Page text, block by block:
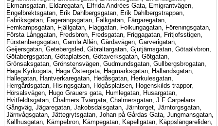
Ekmansgatan, Eldaregatan, Elfrida Andrées Gata, Emigrantvägen,
Engelbrektsgatan, Erik Dahlbergsgatan, Erik Dahlbergstrappan,
Fabriksgatan, Fagerängsgatan, Falkgatan, Färgaregatan,
Femkampsgatan, Fjällgatan, Flaggatan, Folkungagatan, Föreningsgatan,
Första Långgatan, Fredsbron, Fredsgatan, Friggagatan, Fritjofsstigen,
Fürstenbergsgatan, Gamla Allén, Gårdavägen, Garverigatan,
Geijersgatan, Getebergsled, Gibraltargatan, Gjutjärnsgatan, Götaälvbron,
Götabergsgatan, Götaplatsen, Götaverksgatan, Götgatan,
Grönsaksgatan, Grönstensvägen, Gudmundsgatan, Gullbergsbrogatan,
Haga Kyrkogata, Haga Östergata, Hagmarksgatan, Hallandsgatan,
Hallegatan, Hantverkaregatan, Hedåsgatan, Herkulesgatan,
Herrgårdsgatan, Hisingsgatan, Högåsplatsen, Hogenskilds trappor,
Hörsalsvägen, Hugo Grauers gata, Humlegatan, Husargatan,
Hvitfeldtsgatan, Chalmers Tvärgata, Chalmersgatan, J F Carpelans
Gångväg, Jägaregatan, Jakobsdalsgatan, Järntorget, Järntorgsgatan,
Järnvågsgatan, Jättegrytsgatan, Johan på Gårdas Gata, Jungmansgatan,
Källhusgatan, Kämpebron, Kämpegatan, Kapellgatan, Käppslängareliden,